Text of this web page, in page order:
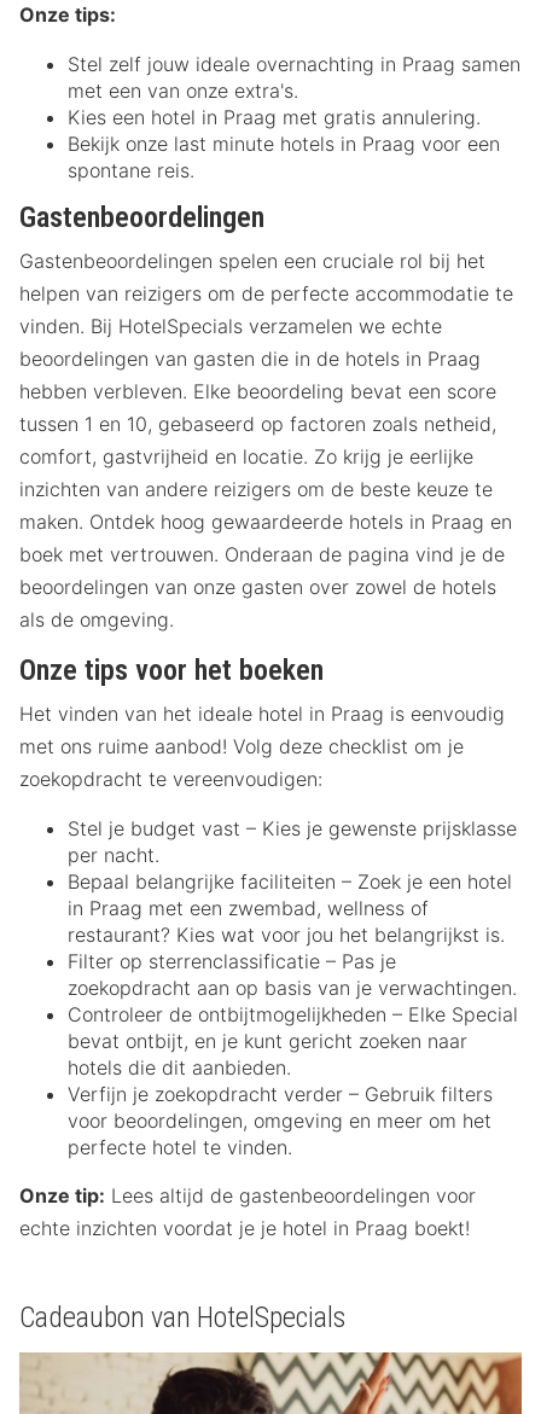
Onze tips:
Stel zelf jouw ideale overnachting in Praag samen
met een van onze extra's.
Kies een hotel in Praag met gratis annulering.
Bekijk onze last minute hotels in Praag voor een
spontane reis.
Gastenbeoordelingen
Gastenbeoordelingen spelen een cruciale rol bij het
helpen van reizigers om de perfecte accommodatie te
vinden. Bij HotelSpecials verzamelen we echte
beoordelingen van gasten die in de hotels in Praag
hebben verbleven. Elke beoordeling bevat een score
tussen 1 en 10, gebaseerd op factoren zoals netheid,
comfort, gastvrijheid en locatie. Zo krijg je eerlijke
inzichten van andere reizigers om de beste keuze te
maken. Ontdek hoog gewaardeerde hotels in Praag en
boek met vertrouwen. Onderaan de pagina vind je de
beoordelingen van onze gasten over zowel de hotels
als de omgeving.
Onze tips voor het boeken
Het vinden van het ideale hotel in Praag is eenvoudig
met ons ruime aanbod! Volg deze checklist om je
zoekopdracht te vereenvoudigen:
Stel je budget vast – Kies je gewenste prijsklasse
per nacht.
Bepaal belangrijke faciliteiten – Zoek je een hotel
in Praag met een zwembad, wellness of
restaurant? Kies wat voor jou het belangrijkst is.
Filter op sterrenclassificatie – Pas je
zoekopdracht aan op basis van je verwachtingen.
Controleer de ontbijtmogelijkheden – Elke Special
bevat ontbijt, en je kunt gericht zoeken naar
hotels die dit aanbieden.
Verfijn je zoekopdracht verder – Gebruik filters
voor beoordelingen, omgeving en meer om het
perfecte hotel te vinden.
Onze tip: Lees altijd de gastenbeoordelingen voor
echte inzichten voordat je je hotel in Praag boekt!
Cadeaubon van HotelSpecials